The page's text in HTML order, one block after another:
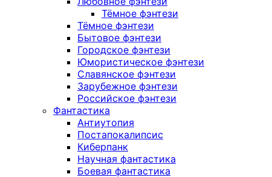
Тёмное фэнтези
Тёмное фэнтези
Бытовое фэнтези
Городское фэнтези
Юмористическое фэнтези
Славянское фэнтези
Зарубежное фэнтези
Российское фэнтези
Фантастика
Антиутопия
Постапокалипсис
Киберпанк
Научная фантастика
Боевая фантастика